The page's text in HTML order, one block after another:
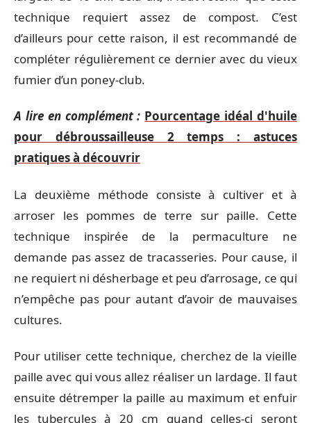
technique requiert assez de compost. C’est
d’ailleurs pour cette raison, il est recommandé de
compléter régulièrement ce dernier avec du vieux
fumier d’un poney-club.
A lire en complément : Pourcentage idéal d'huile
pour débroussailleuse 2 temps : astuces
pratiques à découvrir
La deuxième méthode consiste à cultiver et à
arroser les pommes de terre sur paille. Cette
technique inspirée de la permaculture ne
demande pas assez de tracasseries. Pour cause, il
ne requiert ni désherbage et peu d’arrosage, ce qui
n’empêche pas pour autant d’avoir de mauvaises
cultures.
Pour utiliser cette technique, cherchez de la vieille
paille avec qui vous allez réaliser un lardage. Il faut
ensuite détremper la paille au maximum et enfuir
les tubercules à 20 cm quand celles-ci seront